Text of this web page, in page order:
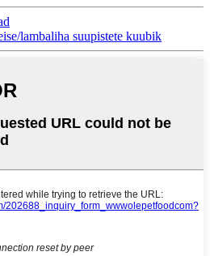
lambaliha suupistete kuubik